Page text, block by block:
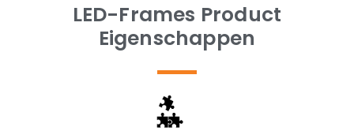
LED-Frames Product
Eigenschappen